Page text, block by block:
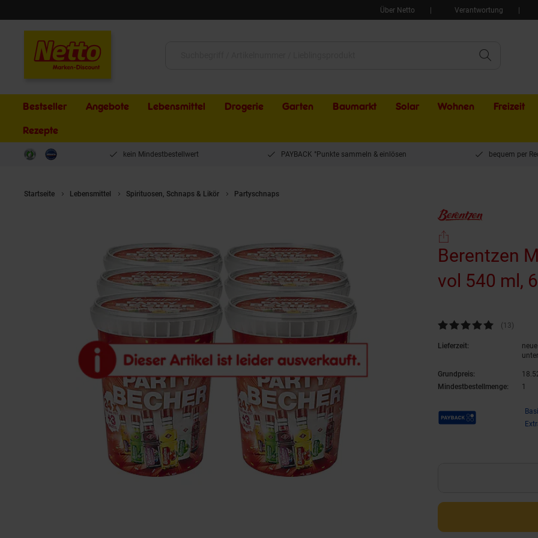
Über Netto Verantwortung
Bestseller Angebote Lebensmittel Drogerie Garten Baumarkt Solar Wohnen Freizeit
Rezepte
kein Mindestbestellwert PAYBACK °Punkte sammeln & einlösen bequem per
Startseite Lebensmittel Spirituosen, Schnaps & Likör Partyschnaps
Berentzen
vol 540 ml,
Kundenbewertung: 4,92 von 5
(13)
Lieferzeit:
Grundpreis: 18.
Mindestbestellmenge:
1
Payback Punkte